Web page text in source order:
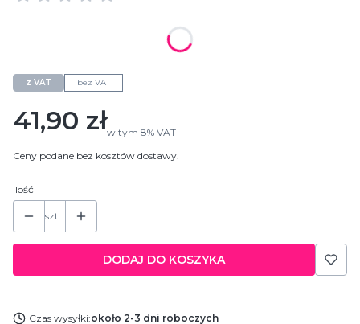
z VAT bez VAT
Cena
41,90 złw tym 8% VAT
Ceny podane bez kosztów dostawy.
Ilość
szt.
DODAJ DO KOSZYKA
Czas wysyłki:około 2-3 dni roboczych